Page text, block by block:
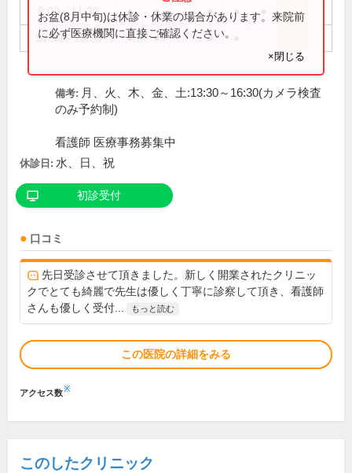
9:00～11:30 ● ● ● ●
16:30～18:30 ● ● ●
お盆(8月中旬)は休診・休業の場合があります。来院前
に必ず医療機関に直接ご確認ください。
×閉じる
備考: 月、火、木、金、土:13:30～16:30(カメラ検査
のみ予約制)
看護師 医療事務募集中
休診日: 水、日、祝
初診受付
口コミ
先日受診させて頂きました。新しく開業されたクリニッ
クでとても綺麗で先生は優しく丁寧に診察して頂き、看護師
さんも優しく受付...
もっと読む
この医院の詳細をみる
アクセス数※
このしたクリニック